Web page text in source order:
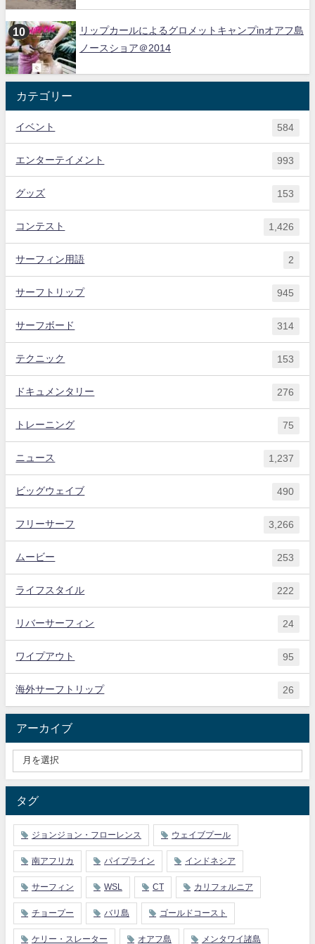
リップカールによるグロメットキャンプinオアフ島
ノースショア＠2014
カテゴリー
イベント 584
エンターテイメント 993
グッズ 153
コンテスト 1,426
サーフィン用語 2
サーフトリップ 945
サーフボード 314
テクニック 153
ドキュメンタリー 276
トレーニング 75
ニュース 1,237
ビッグウェイブ 490
フリーサーフ 3,266
ムービー 253
ライフスタイル 222
リバーサーフィン 24
ワイプアウト 95
海外サーフトリップ 26
アーカイブ
タグ
ジョンジョン・フローレンス ウェイブプール
南アフリカ パイプライン インドネシア
サーフィン WSL CT カリフォルニア
チョープー バリ島 ゴールドコースト
ケリー・スレーター オアフ島 メンタワイ諸島